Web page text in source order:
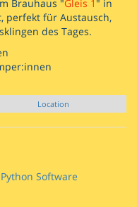
Brauhaus "Gleis 1 " in
perfekt für Austausch,
des Tages.
Location
Python Software